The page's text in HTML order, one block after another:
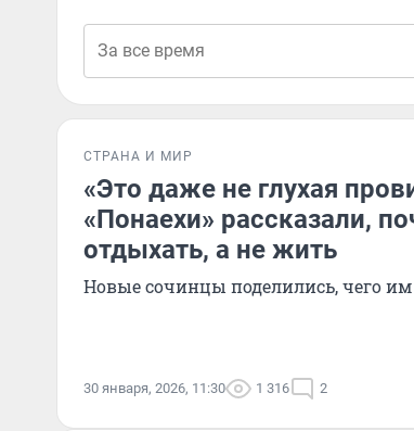
СТРАНА И МИР
«Это даже не глухая
«Понаехи» рассказали,
отдыхать, а не жить
Новые сочинцы поделились, чего им
30 января, 2026, 11:30 1 316 2